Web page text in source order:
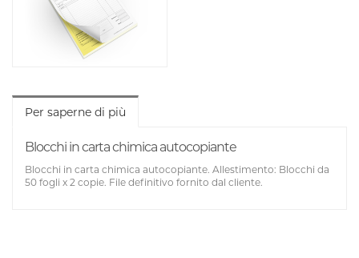
Per saperne di più
Blocchi in carta chimica autocopiante
Blocchi in carta chimica autocopiante. Allestimento: Blocchi da
50 fogli x 2 copie. File definitivo fornito dal cliente.